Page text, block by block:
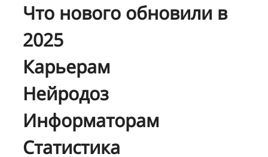
Что нового обновили в
2025
Карьерам
Нейродоз
Информаторам
Статистика